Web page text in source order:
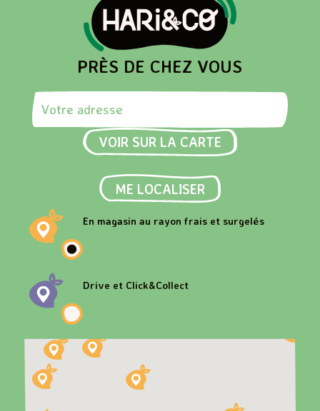
PRÈS DE CHEZ VOUS
Rechercher une adresse
VOIR SUR LA CARTE
ME LOCALISER
En magasin au rayon frais et surgelés
Drive et Click&Collect